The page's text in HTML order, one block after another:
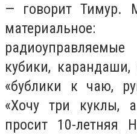
— говорит Тимур.
кубики,
«бублики к чаю,
«Хочу три
просит 10-летняя